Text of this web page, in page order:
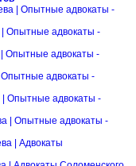
| Опытные адвокаты -
| Опытные адвокаты -
Опытные адвокаты -
Опытные адвокаты -
| Опытные адвокаты -
| Опытные адвокаты -
| Адвокаты